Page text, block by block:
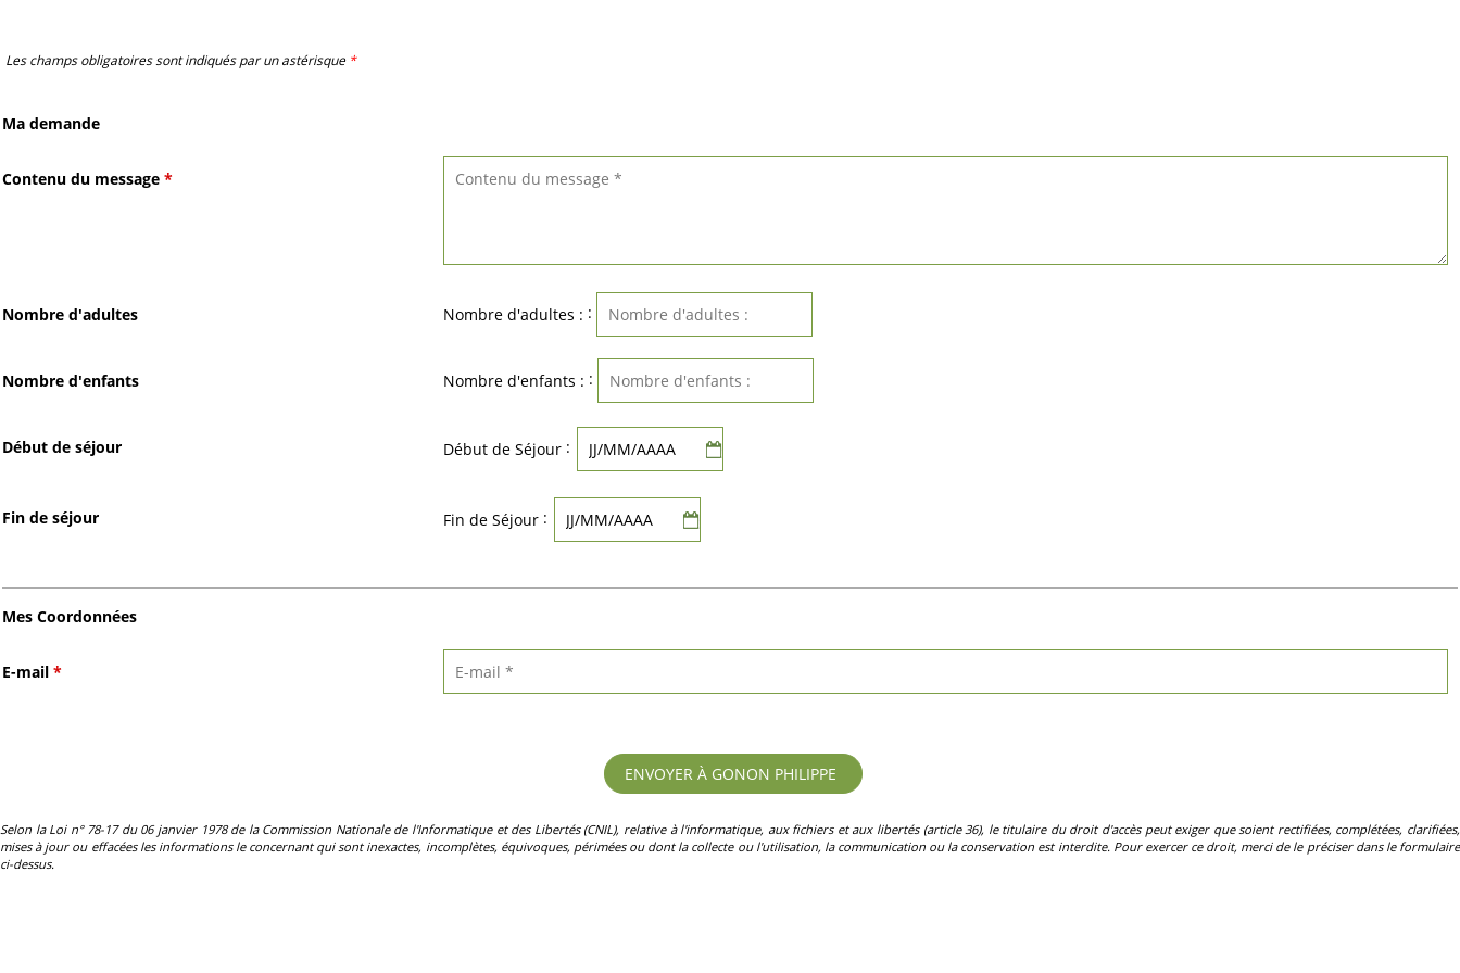
Les champs obligatoires sont indiqués par un astérisque *
Ma demande
Contenu du message *
Nombre d'adultes Nombre d'adultes : :
Nombre d'enfants Nombre d'enfants : :
Début de séjour Début de Séjour :
Fin de séjour Fin de Séjour :
Mes Coordonnées
E-mail *
Selon la Loi n° 78-17 du 06 janvier 1978 de la Commission Nationale de l'Informatique et des Libertés (CNIL), relative à l'informatique, aux fichiers et aux libertés (article 36), le titulaire du droit d'accès peut exiger que soient rectifiées, complétées, clarifiées,
mises à jour ou effacées les informations le concernant qui sont inexactes, incomplètes, équivoques, périmées ou dont la collecte ou l'utilisation, la communication ou la conservation est interdite. Pour exercer ce droit, merci de le préciser dans le formulaire
ci-dessus.